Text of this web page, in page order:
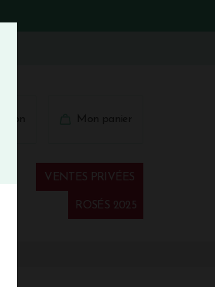
ROSÉS 2025
VENTES PRIVÉES